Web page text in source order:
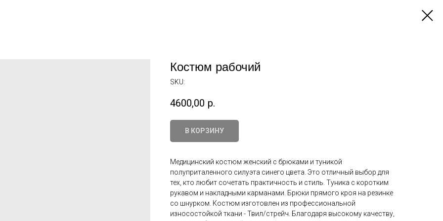
Костюм рабочий
SKU:
4600,00 р.
В КОРЗИНУ
Медицинский костюм женский с брюками и туникой
полуприталенного силуэта синего цвета. Это отличный выбор для
тех, кто любит сочетать практичность и стиль. Туника с коротким
рукавом и накладными карманами. Брюки прямого кроя на резинке
со шнурком. Костюм изготовлен из профессиональной
износостойкой ткани - Твил/стрейч. Благодаря высокому качеству,